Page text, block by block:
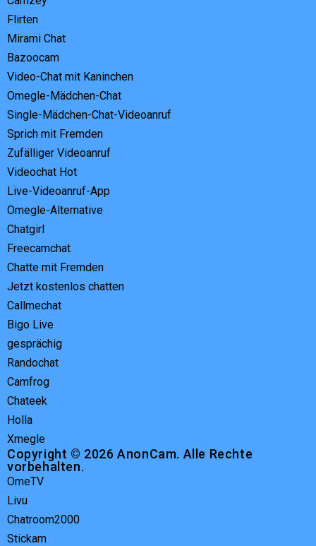
Flirten
Mirami Chat
Bazoocam
Video-Chat mit Kaninchen
Omegle-Mädchen-Chat
Single-Mädchen-Chat-Videoanruf
Sprich mit Fremden
Zufälliger Videoanruf
Videochat Hot
Live-Videoanruf-App
Omegle-Alternative
Chatgirl
Freecamchat
Chatte mit Fremden
Jetzt kostenlos chatten
Callmechat
Bigo Live
gesprächig
Randochat
Camfrog
Chateek
Holla
Xmegle
Copyright © 2026 AnonCam. Alle Rechte
vorbehalten.
OmeTV
Livu
Chatroom2000
Stickam